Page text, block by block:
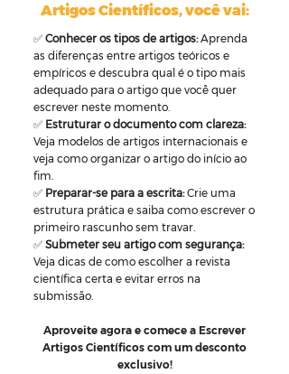
Artigos Científicos, você vai:
✅ Conhecer os tipos de artigos:Aprenda
as diferenças entre artigos teóricos e
empíricos e descubra qual é o tipo mais
adequado para o artigo que você quer
escrever neste momento.
✅ Estruturar o documento com clareza:
Veja modelos de artigos internacionais e
veja como organizar o artigo do início ao
fim.
✅ Preparar-se para a escrita:Crie uma
estrutura prática e saiba como escrever o
primeiro rascunho sem travar.
✅ Submeter seu artigo com segurança:
Veja dicas de como escolher a revista
científica certa e evitar erros na
submissão.
Aproveite agora e comece a Escrever
Artigos Científicos com um desconto
exclusivo!